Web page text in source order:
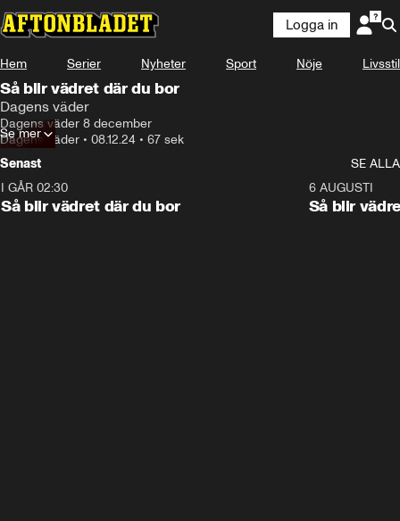
Logga in
Hem Serier Nyheter Sport Nöje Livsstil
Så blir vädret där du bor
Dagens väder
Dagens väder 8 december
Dagens väder • 08.12.24 • 67 sek
Se mer
Senast
SE ALLA
I GÅR 02:30
Så blir vädret där du bor
6 AUGUSTI
Så blir